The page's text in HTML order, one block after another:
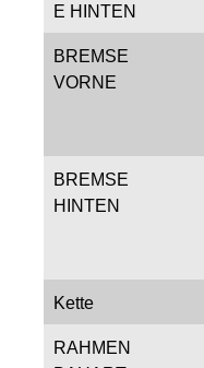
E HINTEN
BREMSE
VORNE
BREMSE
HINTEN
Kette
RAHMEN